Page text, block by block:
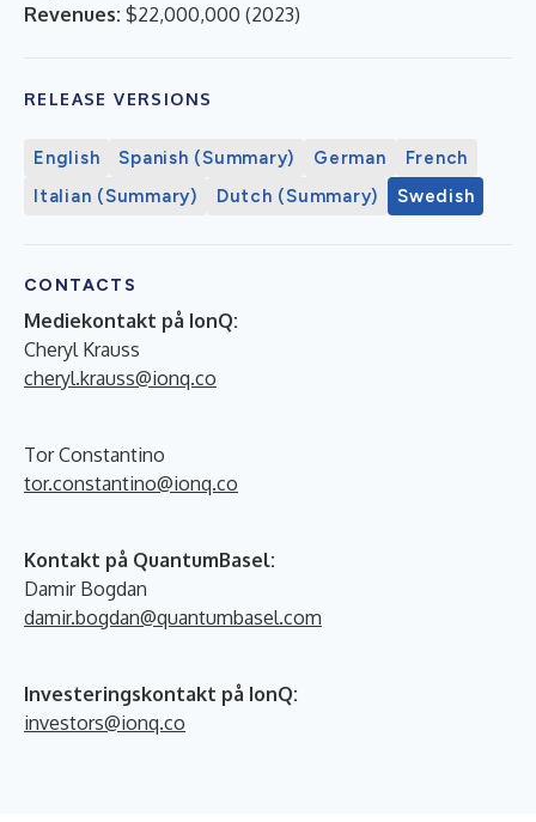
Revenues: $22,000,000 (2023)
RELEASE VERSIONS
English Spanish (Summary) German
French
Italian (Summary)
Dutch (Summary) Swedish
CONTACTS
Mediekontakt på IonQ:
Cheryl Krauss
cheryl.krauss@ionq.co
Tor Constantino
tor.constantino@ionq.co
Kontakt på QuantumBasel:
Damir Bogdan
damir.bogdan@quantumbasel.com
Investeringskontakt på IonQ:
investors@ionq.co